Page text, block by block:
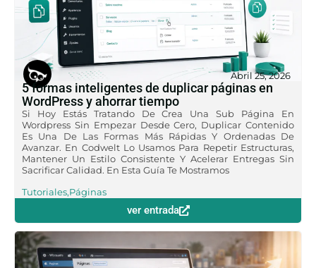
Abril 25, 2026
5 formas inteligentes de duplicar páginas en
WordPress y ahorrar tiempo
Si Hoy Estás Tratando De Crea Una Sub Página En
Wordpress Sin Empezar Desde Cero, Duplicar Contenido
Es Una De Las Formas Más Rápidas Y Ordenadas De
Avanzar. En Codwelt Lo Usamos Para Repetir Estructuras,
Mantener Un Estilo Consistente Y Acelerar Entregas Sin
Sacrificar Calidad. En Esta Guía Te Mostramos
Tutoriales,Páginas
ver entrada